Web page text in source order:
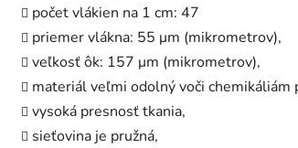
počet vlákien na 1 cm: 47
priemer vlákna: 55 μm (mikrometrov),
veľkosť ôk: 157 μm (mikrometrov),
materiál veľmi odolný voči chemikáliám
vysoká presnosť tkania,
sieťovina je pružná,